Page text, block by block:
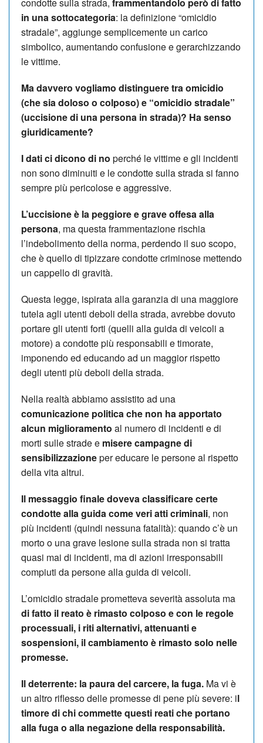
in una sottocategoria: la definizione “omicidio
stradale”, aggiunge semplicemente un carico
simbolico, aumentando confusione e gerarchizzando
le vittime.
Ma davvero vogliamo distinguere tra omicidio
(che sia doloso o colposo) e “omicidio stradale”
(uccisione di una persona in strada)? Ha senso
giuridicamente?
I dati ci dicono di no perché le vittime e gli incidenti
non sono diminuiti e le condotte sulla strada si fanno
sempre più pericolose e aggressive.
L’uccisione è la peggiore e grave offesa alla
persona, ma questa frammentazione rischia
l’indebolimento della norma, perdendo il suo scopo,
che è quello di tipizzare condotte criminose mettendo
un cappello di gravità.
Questa legge, ispirata alla garanzia di una maggiore
tutela agli utenti deboli della strada, avrebbe dovuto
portare gli utenti forti (quelli alla guida di veicoli a
motore) a condotte più responsabili e timorate,
imponendo ed educando ad un maggior rispetto
degli utenti più deboli della strada.
Nella realtà abbiamo assistito ad una
comunicazione politica che non ha apportato
alcun miglioramento al numero di incidenti e di
morti sulle strade e misere campagne di
sensibilizzazioneper educare le persone al rispetto
della vita altrui.
Il messaggio finale doveva classificare certe
condotte alla guida come veri atti criminali, non
più incidenti (quindi nessuna fatalità): quando c’è un
morto o una grave lesione sulla strada non si tratta
quasi mai di incidenti, ma di azioni irresponsabili
compiuti da persone alla guida di veicoli.
L’omicidio stradale prometteva severità assoluta ma
di fatto il reato è rimasto colposo e con le regole
processuali, i riti alternativi, attenuanti e
sospensioni, il cambiamento è rimasto solo nelle
promesse.
Il deterrente: la paura del carcere, la fuga. Ma vi è
un altro riflesso delle promesse di pene più severe: il
timore di chi commette questi reati che portano
alla fuga o alla negazione della responsabilità.